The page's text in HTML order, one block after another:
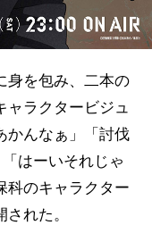
⾝を包み、二本の
ャラクタービジュ
かんなぁ」「討伐
はーいそれじゃ
科のキャラクター
れた。